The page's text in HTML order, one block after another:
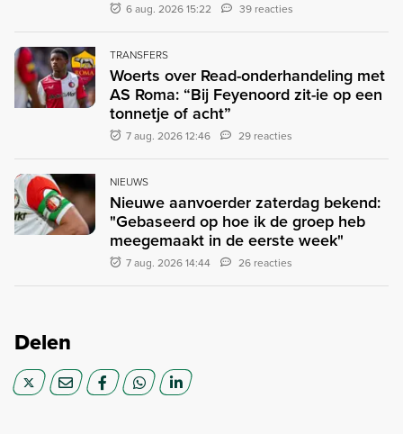
6 aug. 2026 15:22 39 reacties
TRANSFERS
Woerts over Read-onderhandeling met
AS Roma: “Bij Feyenoord zit-ie op een
tonnetje of acht”
7 aug. 2026 12:46 29 reacties
NIEUWS
Nieuwe aanvoerder zaterdag bekend:
"Gebaseerd op hoe ik de groep heb
meegemaakt in de eerste week"
7 aug. 2026 14:44 26 reacties
Delen